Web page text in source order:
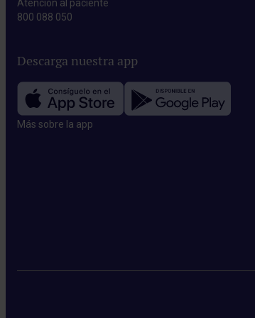
Atención al paciente
800 088 050
Descarga nuestra app
Más sobre la app​